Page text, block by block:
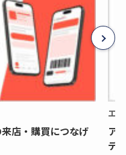
店・購買につなげ
エ
ア
デ